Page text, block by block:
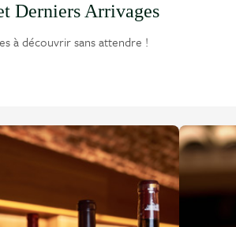
Derniers Arrivages
à découvrir sans attendre !